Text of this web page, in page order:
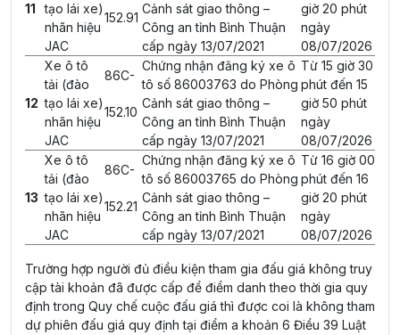
11
tạo lái xe)
nhãn hiệu
JAC
152.91
Cảnh sát giao thông –
Công an tỉnh Bình Thuận
cấp ngày 13/07/2021
giờ 20 phút
ngày
08/07/2026
12
Xe ô tô
tải (đào
tạo lái xe)
nhãn hiệu
JAC
86C-
152.10
Chứng nhận đăng ký xe ô
tô số 86003763 do Phòng
Cảnh sát giao thông –
Công an tỉnh Bình Thuận
cấp ngày 13/07/2021
Từ 15 giờ 30
phút đến 15
giờ 50 phút
ngày
08/07/2026
13
Xe ô tô
tải (đào
tạo lái xe)
nhãn hiệu
JAC
86C-
152.21
Chứng nhận đăng ký xe ô
tô số 86003765 do Phòng
Cảnh sát giao thông –
Công an tỉnh Bình Thuận
cấp ngày 13/07/2021
Từ 16 giờ 00
phút đến 16
giờ 20 phút
ngày
08/07/2026
Trường hợp người đủ điều kiện tham gia đấu giá không truy
cập tài khoản đã được cấp để điểm danh theo thời gia quy
định trong Quy chế cuộc đấu giá thì được coi là không tham
dự phiên đấu giá quy định tại điểm a khoản 6 Điều 39 Luật